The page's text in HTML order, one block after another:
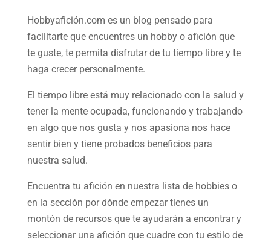
Hobbyafición.com es un blog pensado para
facilitarte que encuentres un hobby o afición que
te guste, te permita disfrutar de tu tiempo libre y te
haga crecer personalmente.
El tiempo libre está muy relacionado con la salud y
tener la mente ocupada, funcionando y trabajando
en algo que nos gusta y nos apasiona nos hace
sentir bien y tiene probados beneficios para
nuestra salud.
Encuentra tu afición en nuestra lista de hobbieso
en la sección por dónde empezar tienes un
montón de recursos que te ayudarán a encontrar y
seleccionar una afición que cuadre con tu estilo de